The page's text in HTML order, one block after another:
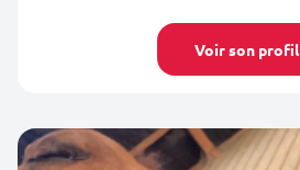
Voir son profil